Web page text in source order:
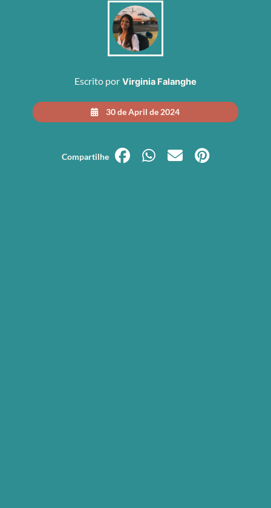
Escrito por Virginia Falanghe
30 de April de 2024